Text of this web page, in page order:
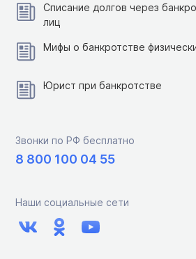
Списание долгов через
лиц
Мифы о банкротстве
Юрист при банкротстве
Звонки по РФ бесплатно
8 800 100 04 55
Наши социальные сети